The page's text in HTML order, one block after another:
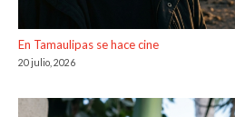
En Tamaulipas se hace cine
20 julio, 2026